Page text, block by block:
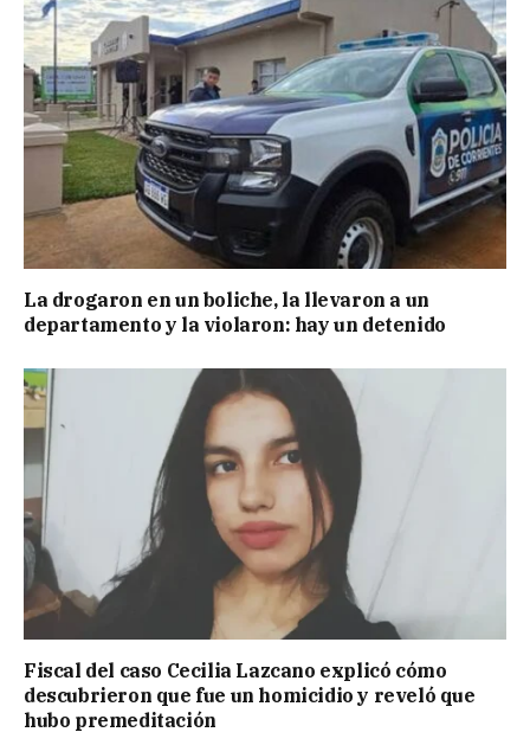
La drogaron en un boliche, la llevaron a un
departamento y la violaron: hay un detenido
Fiscal del caso Cecilia Lazcano explicó cómo
descubrieron que fue un homicidio y reveló que
hubo premeditación